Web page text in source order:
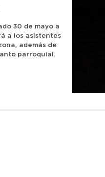
30 de mayo a
a los asistentes
además de
parroquial.